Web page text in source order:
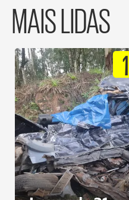
MAIS LIDAS
1